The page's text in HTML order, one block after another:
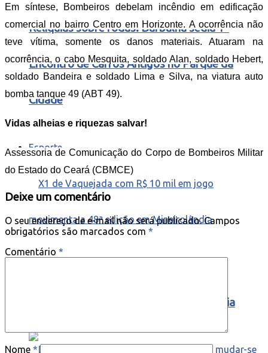
Relíquias sobre rodas: Barbalha sedia 1º
Encontro de Carros Antigos no Parque da
Cidade
Esporte
movimenta a 48ª edição em Mineirolândia
Em síntese, Bombeiros debelam incêndio em edificação
comercial no bairro Centro em Horizonte. A ocorrência não
teve vítima, somente os danos materiais. Atuaram na
ocorrência, o cabo Mesquita, soldado Alan, soldado Hebert,
soldado Bandeira e soldado Lima e Silva, na viatura auto
bomba tanque 49 (ABT 49).
Vidas alheias e riquezas salvar!
Assessoria de Comunicação do Corpo de Bombeiros Militar
do Estado do Ceará (CBMCE)
Deixe um comentário
O seu endereço de e-mail não será publicado. Campos
obrigatórios são marcados com *
Comentário *
Nome *